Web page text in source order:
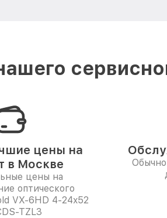
цены на
в Москве
цены на
оптического
VX-6HD 4-24x52
TZL3